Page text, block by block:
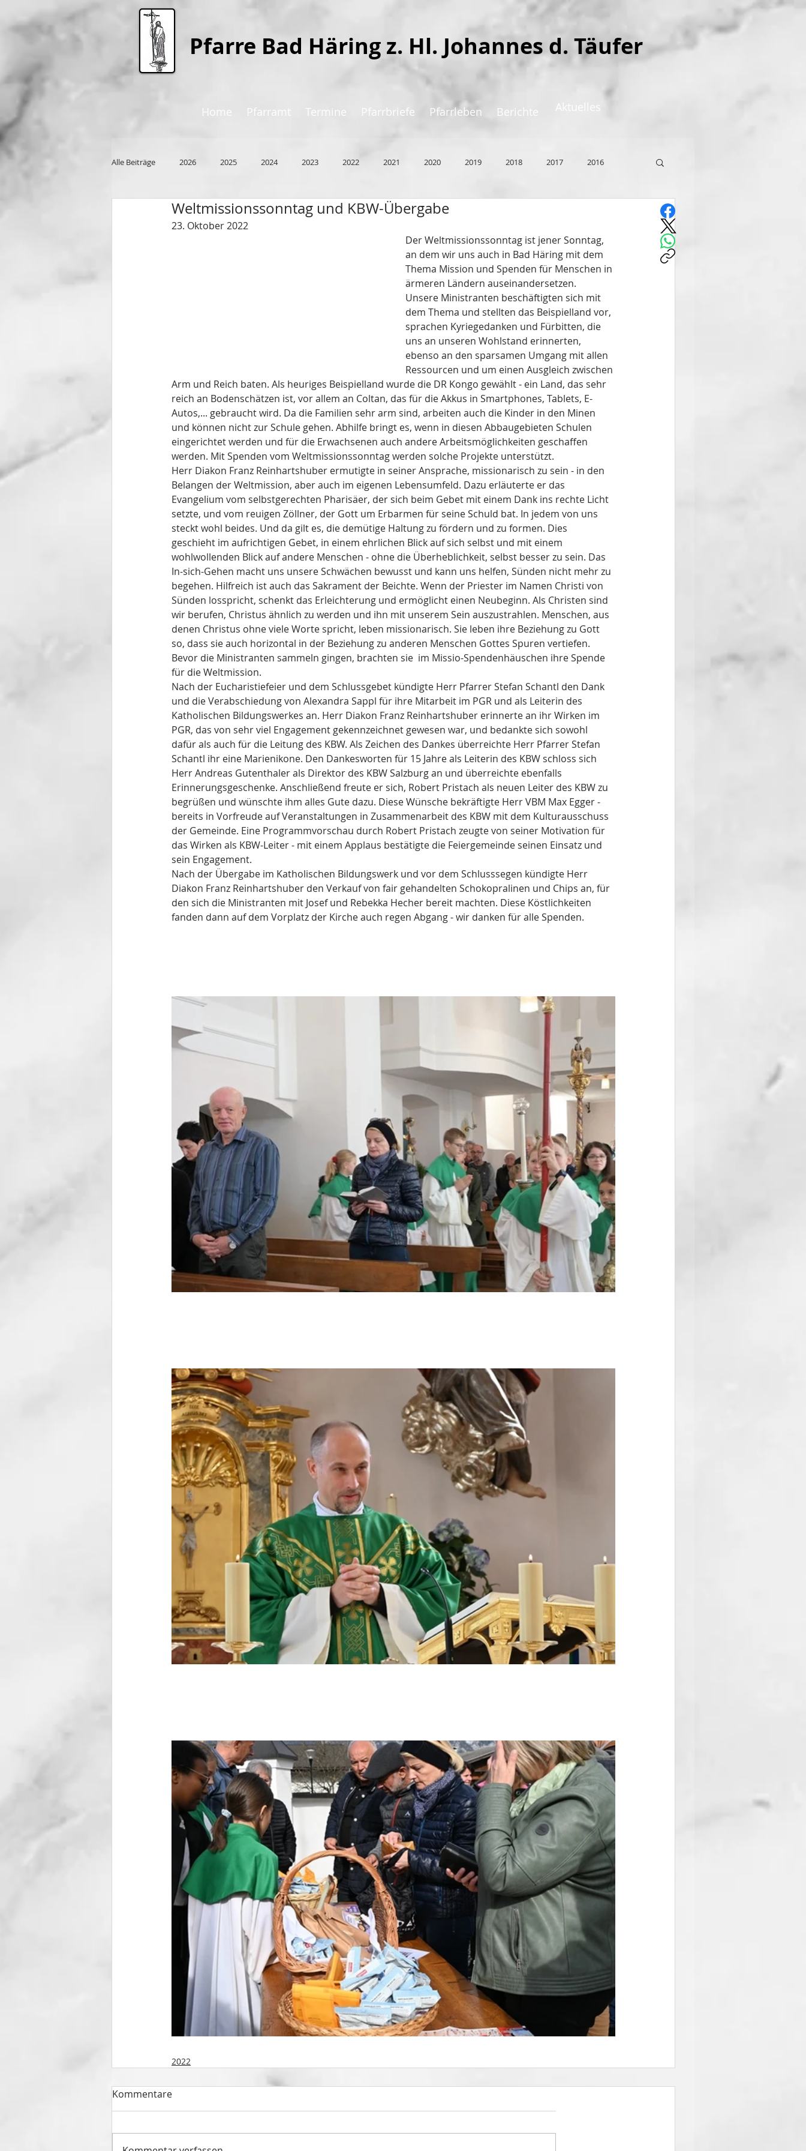
Pfarre Bad Häring z. Hl. Johannes d. Täufer
Home Pfarramt Termine Pfarrbriefe Pfarrleben Berichte Aktuelles
Alle Beiträge 2026 2025 2024 2023 2022 2021 2020 2019 2018 2017 2016
Weltmissionssonntag und KBW-Übergabe
23. Oktober 2022
Der Weltmissionssonntag ist jener Sonntag,
an dem wir uns auch in Bad Häring mit dem
Thema Mission und Spenden für Menschen in
ärmeren Ländern auseinandersetzen.
Unsere Ministranten beschäftigten sich mit
dem Thema und stellten das Beispielland vor,
sprachen Kyriegedanken und Fürbitten, die
uns an unseren Wohlstand erinnerten,
ebenso an den sparsamen Umgang mit allen
Ressourcen und um einen Ausgleich zwischen
Arm und Reich baten. Als heuriges Beispielland wurde die DR Kongo gewählt - ein Land, das sehr
reich an Bodenschätzen ist, vor allem an Coltan, das für die Akkus in Smartphones, Tablets, E-
Autos,... gebraucht wird. Da die Familien sehr arm sind, arbeiten auch die Kinder in den Minen
und können nicht zur Schule gehen. Abhilfe bringt es, wenn in diesen Abbaugebieten Schulen
eingerichtet werden und für die Erwachsenen auch andere Arbeitsmöglichkeiten geschaffen
werden. Mit Spenden vom Weltmissionssonntag werden solche Projekte unterstützt.
Herr Diakon Franz Reinhartshuber ermutigte in seiner Ansprache, missionarisch zu sein - in den
Belangen der Weltmission, aber auch im eigenen Lebensumfeld. Dazu erläuterte er das
Evangelium vom selbstgerechten Pharisäer, der sich beim Gebet mit einem Dank ins rechte Licht
setzte, und vom reuigen Zöllner, der Gott um Erbarmen für seine Schuld bat. In jedem von uns
steckt wohl beides. Und da gilt es, die demütige Haltung zu fördern und zu formen. Dies
geschieht im aufrichtigen Gebet, in einem ehrlichen Blick auf sich selbst und mit einem
wohlwollenden Blick auf andere Menschen - ohne die Überheblichkeit, selbst besser zu sein. Das
In-sich-Gehen macht uns unsere Schwächen bewusst und kann uns helfen, Sünden nicht mehr zu
begehen. Hilfreich ist auch das Sakrament der Beichte. Wenn der Priester im Namen Christi von
Sünden losspricht, schenkt das Erleichterung und ermöglicht einen Neubeginn. Als Christen sind
wir berufen, Christus ähnlich zu werden und ihn mit unserem Sein auszustrahlen. Menschen, aus
denen Christus ohne viele Worte spricht, leben missionarisch. Sie leben ihre Beziehung zu Gott
so, dass sie auch horizontal in der Beziehung zu anderen Menschen Gottes Spuren vertiefen.
Bevor die Ministranten sammeln gingen, brachten sie  im Missio-Spendenhäuschen ihre Spende
für die Weltmission.
Nach der Eucharistiefeier und dem Schlussgebet kündigte Herr Pfarrer Stefan Schantl den Dank
und die Verabschiedung von Alexandra Sappl für ihre Mitarbeit im PGR und als Leiterin des
Katholischen Bildungswerkes an. Herr Diakon Franz Reinhartshuber erinnerte an ihr Wirken im
PGR, das von sehr viel Engagement gekennzeichnet gewesen war, und bedankte sich sowohl
dafür als auch für die Leitung des KBW. Als Zeichen des Dankes überreichte Herr Pfarrer Stefan
Schantl ihr eine Marienikone. Den Dankesworten für 15 Jahre als Leiterin des KBW schloss sich
Herr Andreas Gutenthaler als Direktor des KBW Salzburg an und überreichte ebenfalls
Erinnerungsgeschenke. Anschließend freute er sich, Robert Pristach als neuen Leiter des KBW zu
begrüßen und wünschte ihm alles Gute dazu. Diese Wünsche bekräftigte Herr VBM Max Egger -
bereits in Vorfreude auf Veranstaltungen in Zusammenarbeit des KBW mit dem Kulturausschuss
der Gemeinde. Eine Programmvorschau durch Robert Pristach zeugte von seiner Motivation für
das Wirken als KBW-Leiter - mit einem Applaus bestätigte die Feiergemeinde seinen Einsatz und
sein Engagement.
Nach der Übergabe im Katholischen Bildungswerk und vor dem Schlusssegen kündigte Herr
Diakon Franz Reinhartshuber den Verkauf von fair gehandelten Schokopralinen und Chips an, für
den sich die Ministranten mit Josef und Rebekka Hecher bereit machten. Diese Köstlichkeiten
fanden dann auf dem Vorplatz der Kirche auch regen Abgang - wir danken für alle Spenden.
2022
Kommentare